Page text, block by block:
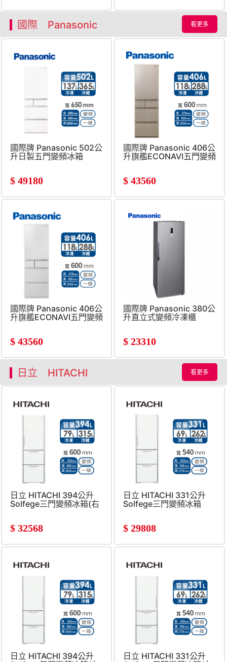
國際 Panasonic 看更多
國際牌 Panasonic 502公
升日製五門變頻冰箱
$ 49180
國際牌 Panasonic 406公
升旗艦ECONAVI五門變頻
冰箱
$ 43560
國際牌 Panasonic 406公
升旗艦ECONAVI五門變頻
冰箱
$ 43560
國際牌 Panasonic 380公
升直立式變頻冷凍櫃
$ 23310
日立 HITACHI 看更多
日立 HITACHI 394公升
Solfege三門變頻冰箱(右
$ 32568
日立 HITACHI 331公升
Solfege三門變頻冰箱
$ 29808
日立 HITACHI 394公升
日立 HITACHI 331公升